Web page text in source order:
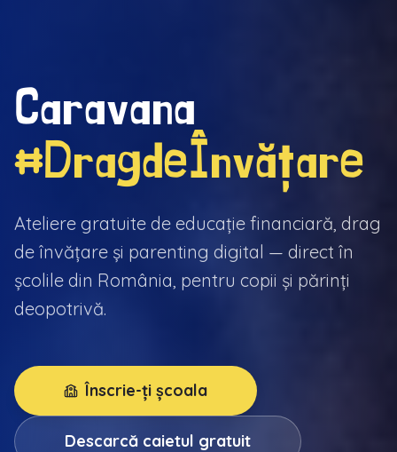
Caravana
#DragdeÎnvățare
Ateliere gratuite de educație financiară, drag
de învățare și parenting digital — direct în
școlile din România, pentru copii și părinți
deopotrivă.
Înscrie-ți școala
Descarcă caietul gratuit